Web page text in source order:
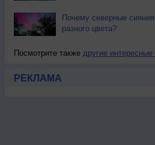
Почему северные сияния
разного цвета?
Посмотрите также другие интересные
РЕКЛАМА